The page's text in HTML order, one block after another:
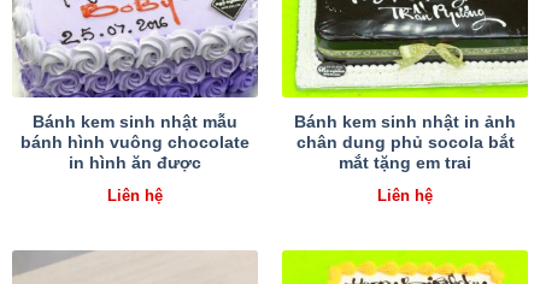
Bánh kem sinh nhật mẫu
bánh hình vuông chocolate
in hình ăn được
Liên hệ
Bánh kem sinh nhật in ảnh
chân dung phủ socola bắt
mắt tặng em trai
Liên hệ